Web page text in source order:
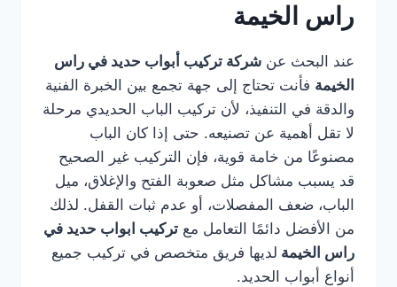
راس الخيمة
عند البحث عن شركة تركيب أبواب حديد في راس
الخيمة فأنت تحتاج إلى جهة تجمع بين الخبرة الفنية
والدقة في التنفيذ، لأن تركيب الباب الحديدي مرحلة
لا تقل أهمية عن تصنيعه. حتى إذا كان الباب
مصنوعًا من خامة قوية، فإن التركيب غير الصحيح
قد يسبب مشاكل مثل صعوبة الفتح والإغلاق، ميل
الباب، ضعف المفصلات، أو عدم ثبات القفل. لذلك
من الأفضل دائمًا التعامل مع تركيب ابواب حديد في
راس الخيمة لديها فريق متخصص في تركيب جميع
أنواع أبواب الحديد.